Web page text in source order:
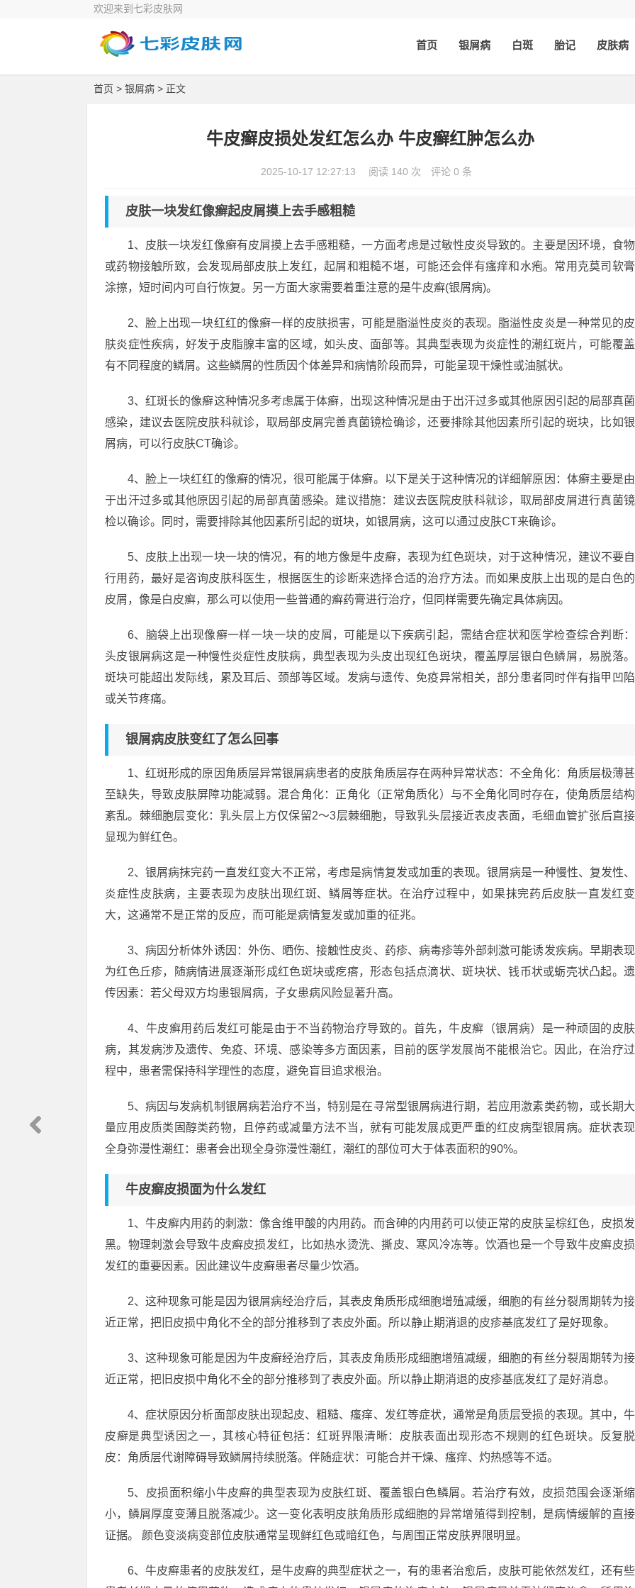
欢迎来到七彩皮肤网
首页 银屑病 白斑 胎记 皮肤病
首页 > 银屑病 > 正文
牛皮癣皮损处发红怎么办 牛皮癣红肿怎么办
2025-10-17 12:27:13 阅读 140 次 评论 0 条
皮肤一块发红像癣起皮屑摸上去手感粗糙
1、皮肤一块发红像癣有皮屑摸上去手感粗糙，一方面考虑是过敏性皮炎导致的。主要是因环境，食物
或药物接触所致，会发现局部皮肤上发红，起屑和粗糙不堪，可能还会伴有瘙痒和水疱。常用克莫司软膏
涂擦，短时间内可自行恢复。另一方面大家需要着重注意的是牛皮癣(银屑病)。
2、脸上出现一块红红的像癣一样的皮肤损害，可能是脂溢性皮炎的表现。脂溢性皮炎是一种常见的皮
肤炎症性疾病，好发于皮脂腺丰富的区域，如头皮、面部等。其典型表现为炎症性的潮红斑片，可能覆盖
有不同程度的鳞屑。这些鳞屑的性质因个体差异和病情阶段而异，可能呈现干燥性或油腻状。
3、红斑长的像癣这种情况多考虑属于体癣，出现这种情况是由于出汗过多或其他原因引起的局部真菌
感染，建议去医院皮肤科就诊，取局部皮屑完善真菌镜检确诊，还要排除其他因素所引起的斑块，比如银
屑病，可以行皮肤CT确诊。
4、脸上一块红红的像癣的情况，很可能属于体癣。以下是关于这种情况的详细解原因：体癣主要是由
于出汗过多或其他原因引起的局部真菌感染。建议措施：建议去医院皮肤科就诊，取局部皮屑进行真菌镜
检以确诊。同时，需要排除其他因素所引起的斑块，如银屑病，这可以通过皮肤CT来确诊。
5、皮肤上出现一块一块的情况，有的地方像是牛皮癣，表现为红色斑块，对于这种情况，建议不要自
行用药，最好是咨询皮肤科医生，根据医生的诊断来选择合适的治疗方法。而如果皮肤上出现的是白色的
皮屑，像是白皮癣，那么可以使用一些普通的癣药膏进行治疗，但同样需要先确定具体病因。
6、脑袋上出现像癣一样一块一块的皮屑，可能是以下疾病引起，需结合症状和医学检查综合判断：
头皮银屑病这是一种慢性炎症性皮肤病，典型表现为头皮出现红色斑块，覆盖厚层银白色鳞屑，易脱落。
斑块可能超出发际线，累及耳后、颈部等区域。发病与遗传、免疫异常相关，部分患者同时伴有指甲凹陷
或关节疼痛。
银屑病皮肤变红了怎么回事
1、红斑形成的原因角质层异常银屑病患者的皮肤角质层存在两种异常状态：不全角化：角质层极薄甚
至缺失，导致皮肤屏障功能减弱。混合角化：正角化（正常角质化）与不全角化同时存在，使角质层结构
紊乱。棘细胞层变化：乳头层上方仅保留2～3层棘细胞，导致乳头层接近表皮表面，毛细血管扩张后直接
显现为鲜红色。
2、银屑病抹完药一直发红变大不正常，考虑是病情复发或加重的表现。银屑病是一种慢性、复发性、
炎症性皮肤病，主要表现为皮肤出现红斑、鳞屑等症状。在治疗过程中，如果抹完药后皮肤一直发红变
大，这通常不是正常的反应，而可能是病情复发或加重的征兆。
3、病因分析体外诱因：外伤、晒伤、接触性皮炎、药疹、病毒疹等外部刺激可能诱发疾病。早期表现
为红色丘疹，随病情进展逐渐形成红色斑块或疙瘩，形态包括点滴状、斑块状、钱币状或蛎壳状凸起。遗
传因素：若父母双方均患银屑病，子女患病风险显著升高。
4、牛皮癣用药后发红可能是由于不当药物治疗导致的。首先，牛皮癣（银屑病）是一种顽固的皮肤
病，其发病涉及遗传、免疫、环境、感染等多方面因素，目前的医学发展尚不能根治它。因此，在治疗过
程中，患者需保持科学理性的态度，避免盲目追求根治。
5、病因与发病机制银屑病若治疗不当，特别是在寻常型银屑病进行期，若应用激素类药物，或长期大
量应用皮质类固醇类药物，且停药或减量方法不当，就有可能发展成更严重的红皮病型银屑病。症状表现
全身弥漫性潮红：患者会出现全身弥漫性潮红，潮红的部位可大于体表面积的90%。
牛皮癣皮损面为什么发红
1、牛皮癣内用药的刺激：像含维甲酸的内用药。而含砷的内用药可以使正常的皮肤呈棕红色，皮损发
黑。物理刺激会导致牛皮癣皮损发红，比如热水烫洗、撕皮、寒风冷冻等。饮酒也是一个导致牛皮癣皮损
发红的重要因素。因此建议牛皮癣患者尽量少饮酒。
2、这种现象可能是因为银屑病经治疗后，其表皮角质形成细胞增殖减缓，细胞的有丝分裂周期转为接
近正常，把旧皮损中角化不全的部分推移到了表皮外面。所以静止期消退的皮疹基底发红了是好现象。
3、这种现象可能是因为牛皮癣经治疗后，其表皮角质形成细胞增殖减缓，细胞的有丝分裂周期转为接
近正常，把旧皮损中角化不全的部分推移到了表皮外面。所以静止期消退的皮疹基底发红了是好消息。
4、症状原因分析面部皮肤出现起皮、粗糙、瘙痒、发红等症状，通常是角质层受损的表现。其中，牛
皮癣是典型诱因之一，其核心特征包括：红斑界限清晰：皮肤表面出现形态不规则的红色斑块。反复脱
皮：角质层代谢障碍导致鳞屑持续脱落。伴随症状：可能合并干燥、瘙痒、灼热感等不适。
5、皮损面积缩小牛皮癣的典型表现为皮肤红斑、覆盖银白色鳞屑。若治疗有效，皮损范围会逐渐缩
小，鳞屑厚度变薄且脱落减少。这一变化表明皮肤角质形成细胞的异常增殖得到控制，是病情缓解的直接
证据。 颜色变淡病变部位皮肤通常呈现鲜红色或暗红色，与周围正常皮肤界限明显。
6、牛皮癣患者的皮肤发红，是牛皮癣的典型症状之一，有的患者治愈后，皮肤可能依然发红，还有些